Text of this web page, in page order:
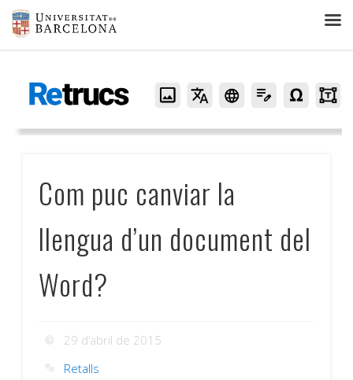
Retrucs
Com puc canviar la
llengua d’un document del
Word?
29 d’abril de 2015
Retalls